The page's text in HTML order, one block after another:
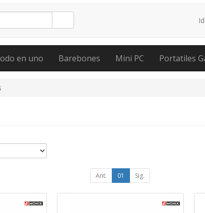
en uno Barebones Mini PC Portatiles
Ant. 01 Sig.